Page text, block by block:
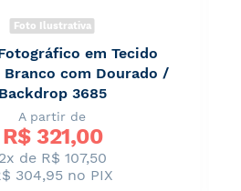
Foto Ilustrativa
em Tecido
Branco com Dourado /
Backdrop 3685
A partir de
R$ 321,00
2x de R$ 107,50
304,95no PIX